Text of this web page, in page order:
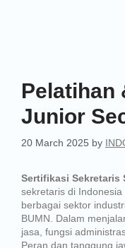
Pelatihan
Junior
20 March 2025 by
Sertifikasi Sekretaris
sekretaris di
berbagai sektor
BUMN. Dalam
jasa, fungsi
Peran dan tanggung